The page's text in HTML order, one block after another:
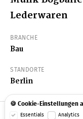
Lederwaren
BRANCHE
Bau
STANDORTE
Berlin
© 2026 Workeer
🍪 Cookie-Einstellungen
Essentials Analytics